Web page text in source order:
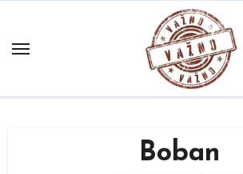
content
Boban